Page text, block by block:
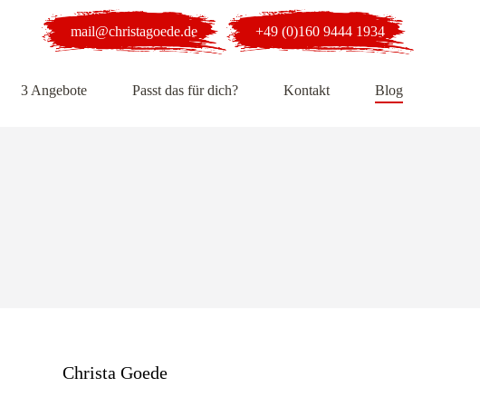
mail@christagoede.de +49 (0)160 9444 1934
3 Angebote Passt das für dich? Kontakt Blog
Christa Goede